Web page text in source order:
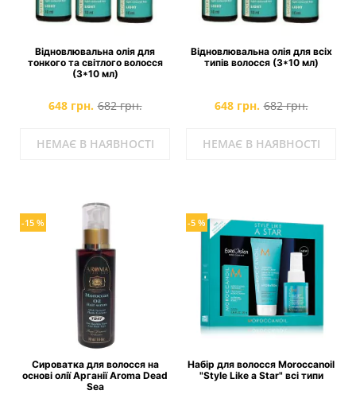
Відновлювальна олія для
тонкого та світлого волосся
(3*10 мл)
648 грн. 682 грн.
НЕМАЄ В НАЯВНОСТІ
Відновлювальна олія для всіх
типів волосся (3*10 мл)
648 грн. 682 грн.
НЕМАЄ В НАЯВНОСТІ
-15 %
Сироватка для волосся на
основі олії Арганії Aroma Dead
Sea
-5 %
Набір для волосся Moroccanoil
"Style Like a Star" всі типи